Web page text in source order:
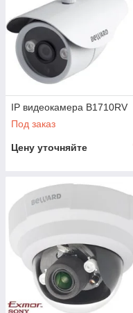
IP видеокамера B1710RV
Под заказ
Цену уточняйте